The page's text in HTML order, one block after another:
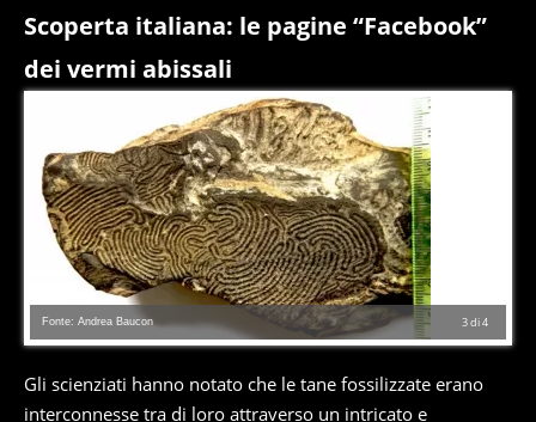
Scoperta italiana: le pagine “Facebook”
dei vermi abissali
3di4
Fonte: Andrea Baucon
Gli scienziati hanno notato che le tane fossilizzate erano
interconnesse tra di loro attraverso un intricato e